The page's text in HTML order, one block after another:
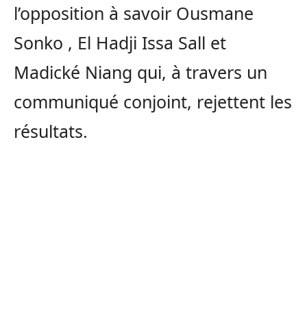
l’opposition à savoir Ousmane
Sonko , El Hadji Issa Sall et
Madické Niang qui, à travers un
communiqué conjoint, rejettent les
résultats.